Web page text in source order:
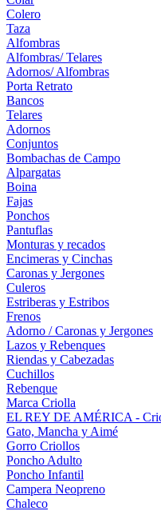
Colero
Taza
Alfombras
Alfombras/ Telares
Adornos/ Alfombras
Porta Retrato
Bancos
Telares
Adornos
Conjuntos
Bombachas de Campo
Alpargatas
Boina
Fajas
Ponchos
Pantuflas
Monturas y recados
Encimeras y Cinchas
Caronas y Jergones
Culeros
Estriberas y Estribos
Frenos
Adorno / Caronas y Jergones
Lazos y Rebenques
Riendas y Cabezadas
Cuchillos
Rebenque
Marca Criolla
EL REY DE AMÉRICA -
Gato, Mancha y Aimé
Gorro Criollos
Poncho Adulto
Poncho Infantil
Campera Neopreno
Chaleco